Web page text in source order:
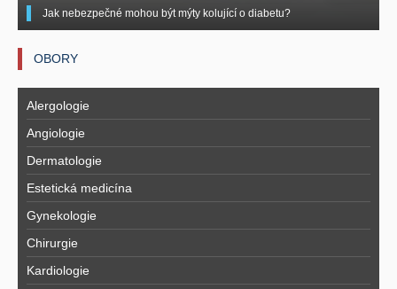
Jak nebezpečné mohou být mýty kolující o diabetu?
OBORY
Alergologie
Angiologie
Dermatologie
Estetická medicína
Gynekologie
Chirurgie
Kardiologie